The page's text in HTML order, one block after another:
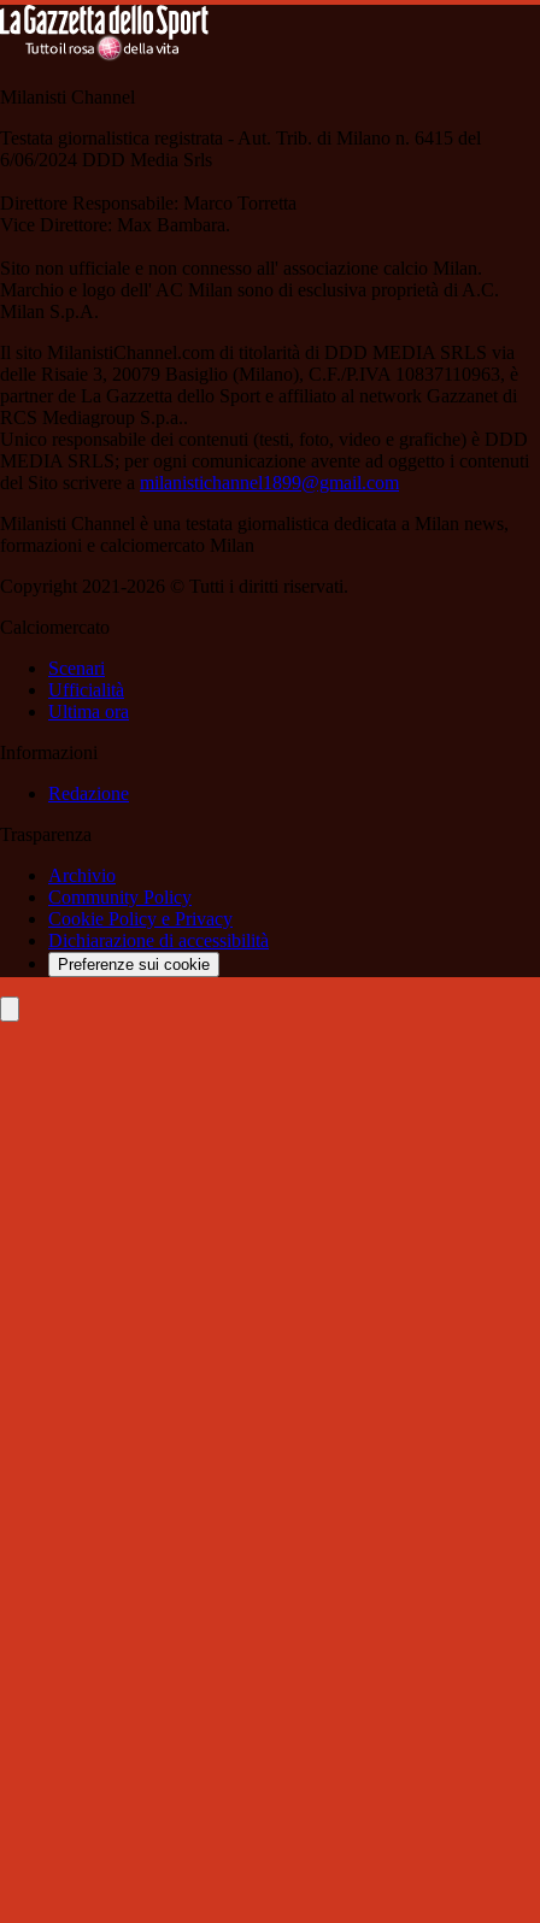
Milanisti Channel
Testata giornalistica registrata - Aut. Trib. di Milano n. 6415 del
6/06/2024 DDD Media Srls
Direttore Responsabile: Marco Torretta
Vice Direttore: Max Bambara.
Sito non ufficiale e non connesso all' associazione calcio Milan.
Marchio e logo dell' AC Milan sono di esclusiva proprietà di A.C.
Milan S.p.A.
Il sito MilanistiChannel.com di titolarità di DDD MEDIA SRLS via
delle Risaie 3, 20079 Basiglio (Milano), C.F./P.IVA 10837110963, è
partner de La Gazzetta dello Sport e affiliato al network Gazzanet di
RCS Mediagroup S.p.a..
Unico responsabile dei contenuti (testi, foto, video e grafiche) è DDD
MEDIA SRLS; per ogni comunicazione avente ad oggetto i contenuti
del Sito scrivere a milanistichannel1899@gmail.com
Milanisti Channel è una testata giornalistica dedicata a Milan news,
formazioni e calciomercato Milan
Copyright 2021-2026 © Tutti i diritti riservati.
Calciomercato
Scenari
Ufficialità
Ultima ora
Informazioni
Redazione
Trasparenza
Archivio
Community Policy
Cookie Policy e Privacy
Dichiarazione di accessibilità
Preferenze sui cookie